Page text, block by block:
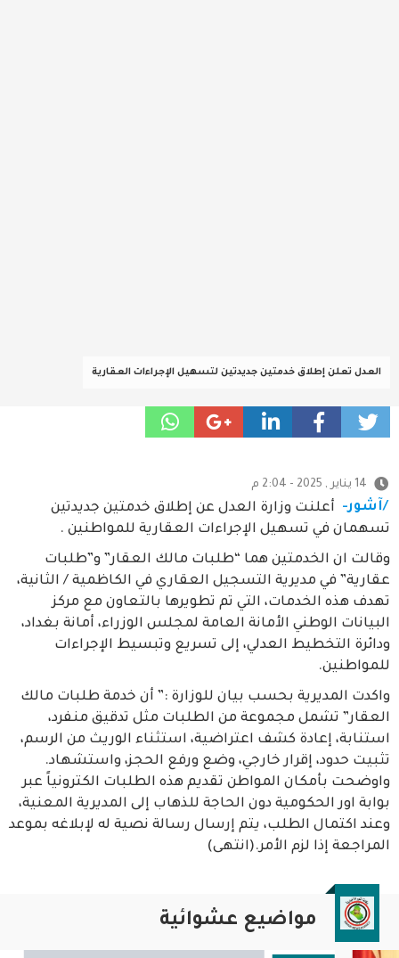
العدل تعلن إطلاق خدمتين جديدتين لتسهيل الإجراءات العقارية
14 يناير , 2025 - 2:04 م
/آشور- أعلنت وزارة العدل عن إطلاق خدمتين جديدتين
تسهمان في تسهيل الإجراءات العقارية للمواطنين .
وقالت ان الخدمتين هما “طلبات مالك العقار” و”طلبات
عقارية” في مديرية التسجيل العقاري في الكاظمية / الثانية،
تهدف هذه الخدمات، التي تم تطويرها بالتعاون مع مركز
البيانات الوطني الأمانة العامة لمجلس الوزراء، أمانة بغداد،
ودائرة التخطيط العدلي، إلى تسريع وتبسيط الإجراءات
للمواطنين.
واكدت المديرية بحسب بيان للوزارة :” أن خدمة طلبات مالك
العقار” تشمل مجموعة من الطلبات مثل تدقيق منفرد،
استنابة، إعادة كشف اعتراضية، استثناء الوريث من الرسم،
تثبيت حدود، إقرار خارجي، وضع ورفع الحجز، واستشهاد.
واوضحت بأمكان المواطن تقديم هذه الطلبات الكترونياً عبر
بوابة اور الحكومية دون الحاجة للذهاب إلى المديرية المعنية،
وعند اكتمال الطلب، يتم إرسال رسالة نصية له لإبلاغه بموعد
المراجعة إذا لزم الأمر.(انتهى)
مواضيع عشوائية